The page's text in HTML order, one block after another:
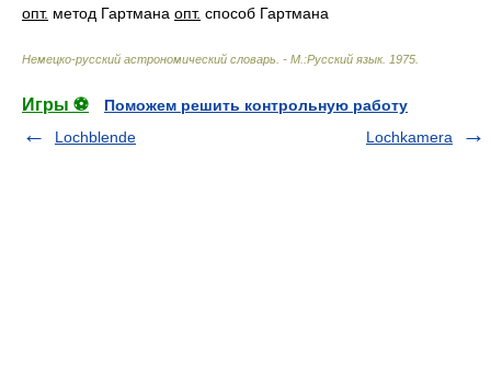
опт. метод Гартмана опт. способ Гартмана
Немецко-русский астрономический словарь. - М.:Русский язык. 1975
Игры ⚽
Поможем решить контрольную работу
Lochblende
Lochkamera